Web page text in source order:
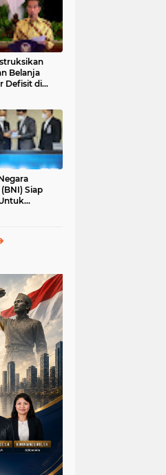
Belanja
Defisit di
Siap